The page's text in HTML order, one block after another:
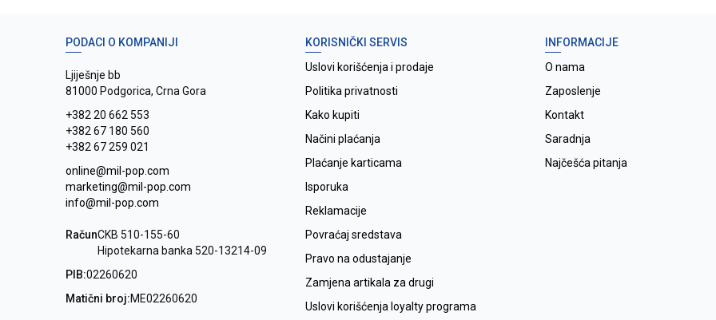
PODACI O KOMPANIJI
Ljiješnje bb
81000 Podgorica, Crna Gora
+382 20 662 553
+382 67 180 560
+382 67 259 021
online@mil-pop.com
marketing@mil-pop.com
info@mil-pop.com
RačunCKB 510-155-60
Hipotekarna banka 520-13214-09
PIB:02260620
Matični broj:ME02260620
KORISNIČKI SERVIS
Uslovi korišćenja i prodaje
Politika privatnosti
Kako kupiti
Načini plaćanja
Plaćanje karticama
Isporuka
Reklamacije
Povraćaj sredstava
Pravo na odustajanje
Zamjena artikala za drugi
Uslovi korišćenja loyalty programa
INFORMACIJE
O nama
Zaposlenje
Kontakt
Saradnja
Najčešća pitanja